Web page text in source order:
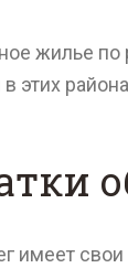
жилье по
имеет